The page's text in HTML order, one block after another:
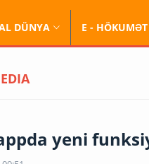
DÜNYA E - HÖKUMƏT
yeni